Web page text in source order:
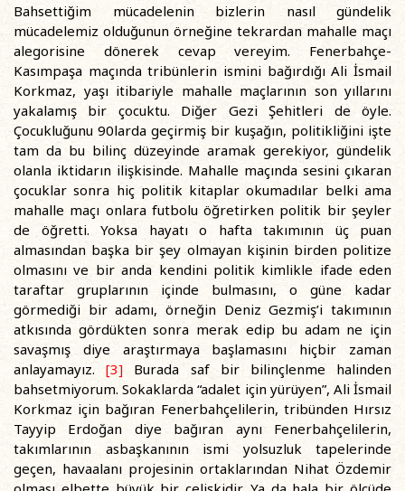
Bahsettiğim mücadelenin bizlerin nasıl gündelik
mücadelemiz olduğunun örneğine tekrardan mahalle maçı
alegorisine dönerek cevap vereyim. Fenerbahçe-
Kasımpaşa maçında tribünlerin ismini bağırdığı Ali İsmail
Korkmaz, yaşı itibariyle mahalle maçlarının son yıllarını
yakalamış bir çocuktu. Diğer Gezi Şehitleri de öyle.
Çocukluğunu 90larda geçirmiş bir kuşağın, politikliğini işte
tam da bu bilinç düzeyinde aramak gerekiyor, gündelik
olanla iktidarın ilişkisinde. Mahalle maçında sesini çıkaran
çocuklar sonra hiç politik kitaplar okumadılar belki ama
mahalle maçı onlara futbolu öğretirken politik bir şeyler
de öğretti. Yoksa hayatı o hafta takımının üç puan
almasından başka bir şey olmayan kişinin birden politize
olmasını ve bir anda kendini politik kimlikle ifade eden
taraftar gruplarının içinde bulmasını, o güne kadar
görmediği bir adamı, örneğin Deniz Gezmiş’i takımının
atkısında gördükten sonra merak edip bu adam ne için
savaşmış diye araştırmaya başlamasını hiçbir zaman
anlayamayız.[3] Burada saf bir bilinçlenme halinden
bahsetmiyorum. Sokaklarda “adalet için yürüyen”, Ali İsmail
Korkmaz için bağıran Fenerbahçelilerin, tribünden Hırsız
Tayyip Erdoğan diye bağıran aynı Fenerbahçelilerin,
takımlarının asbaşkanının ismi yolsuzluk tapelerinde
geçen, havaalanı projesinin ortaklarından Nihat Özdemir